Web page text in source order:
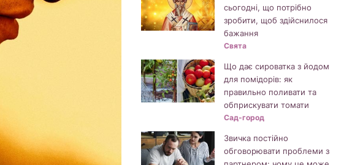
сьогодні, що потрібно
зробити, щоб здійснилося
бажання
Свята
Що дає сироватка з йодом
для помідорів: як
правильно поливати та
обприскувати томати
Сад-город
Звичка постійно
обговорювати проблеми з